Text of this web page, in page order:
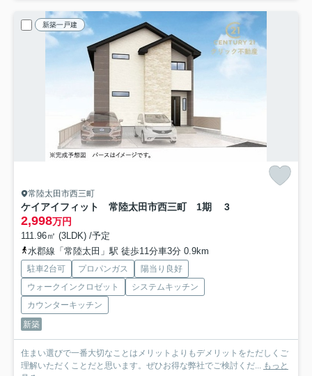
新築一戸建
常陸太田市西三町
ケイアイフィット 常陸太田市西三町 1期 3
2,998万円
111.96㎡ (3LDK) /予定
水郡線「常陸太田」駅 徒歩11分車3分 0.9km
駐車2台可 プロパンガス
陽当り良好
ウォークインクロゼット
システムキッチン
カウンターキッチン
新築
住まい選びで一番大切なことはメリットよりもデメリットをただしくご
理解いただくことだと思います。ぜひお得な弊社でご検討くだ...
もっと